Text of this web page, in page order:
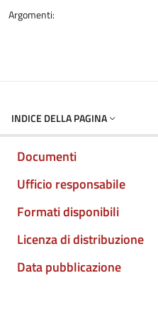
Argomenti:
INDICE DELLA PAGINA
Documenti
Ufficio responsabile
Formati disponibili
Licenza di distribuzione
Data pubblicazione